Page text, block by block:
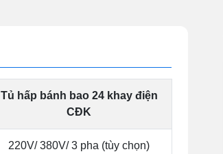
Tủ hấp bánh bao 24 khay điện
CĐK
220V/ 380V/ 3 pha (tùy chọn)